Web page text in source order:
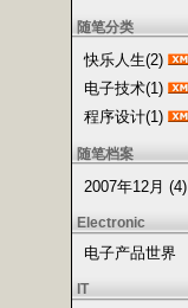
随笔分类
快乐人生(2)
电子技术(1)
程序设计(1)
随笔档案
2007年12月 (4)
Electronic
电子产品世界
IT